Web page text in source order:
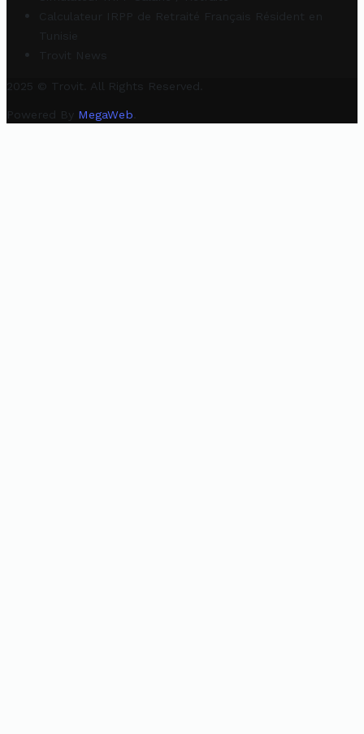
Calculateur IRPP de Retraité Français Résident en
Tunisie
Trovit News
2025 © Trovit. All Rights Reserved.
Powered By MegaWeb